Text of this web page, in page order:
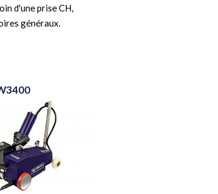
d'une prise CH,
généraux.